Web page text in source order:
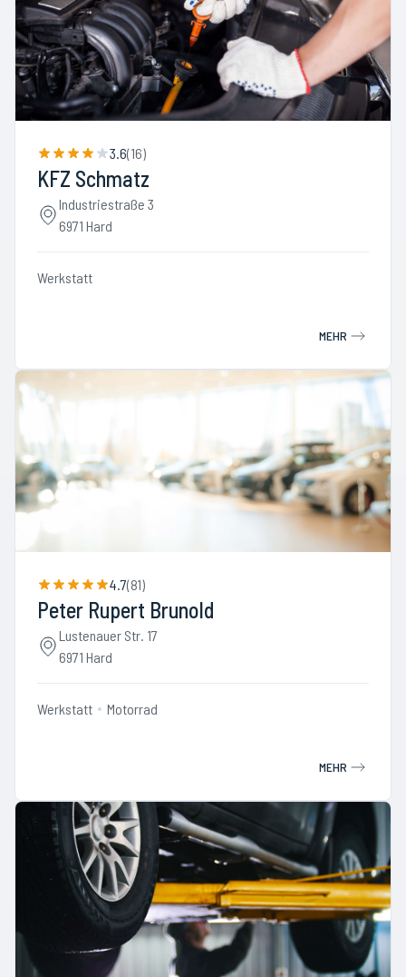
3.6(16)
KFZ Schmatz
Industriestraße 3
6971 Hard
Werkstatt
MEHR
4.7(81)
Peter Rupert Brunold
Lustenauer Str. 17
6971 Hard
Werkstatt Motorrad
MEHR